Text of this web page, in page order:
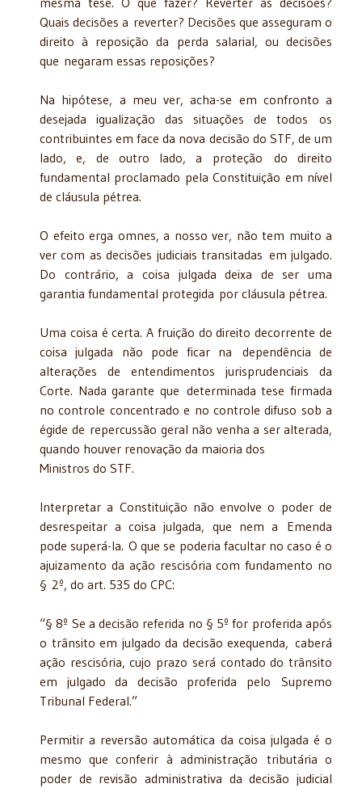
Quais decisões a reverter? Decisões que asseguram o
direito à reposição da perda salarial, ou decisões
que negaram essas reposições?
Na hipótese, a meu ver, acha-se em confronto a
desejada igualização das situações de todos os
contribuintes em face da nova decisão do STF, de um
lado, e, de outro lado, a proteção do direito
fundamental proclamado pela Constituição em nível
de cláusula pétrea.
O efeito erga omnes, a nosso ver, não tem muito a
ver com as decisões judiciais transitadas em julgado.
Do contrário, a coisa julgada deixa de ser uma
garantia fundamental protegida por cláusula pétrea.
Uma coisa é certa. A fruição do direito decorrente de
coisa julgada não pode ficar na dependência de
alterações de entendimentos jurisprudenciais da
Corte. Nada garante que determinada tese firmada
no controle concentrado e no controle difuso sob a
égide de repercussão geral não venha a ser alterada,
quando houver renovação da maioria dos
Ministros do STF.
Interpretar a Constituição não envolve o poder de
desrespeitar a coisa julgada, que nem a Emenda
pode superá-la. O que se poderia facultar no caso é o
ajuizamento da ação rescisória com fundamento no
§ 2º, do art. 535 do CPC:
“§ 8º Se a decisão referida no § 5º for proferida após
o trânsito em julgado da decisão exequenda, caberá
ação rescisória, cujo prazo será contado do trânsito
em julgado da decisão proferida pelo Supremo
Tribunal Federal.”
Permitir a reversão automática da coisa julgada é o
mesmo que conferir à administração tributária o
poder de revisão administrativa da decisão judicial